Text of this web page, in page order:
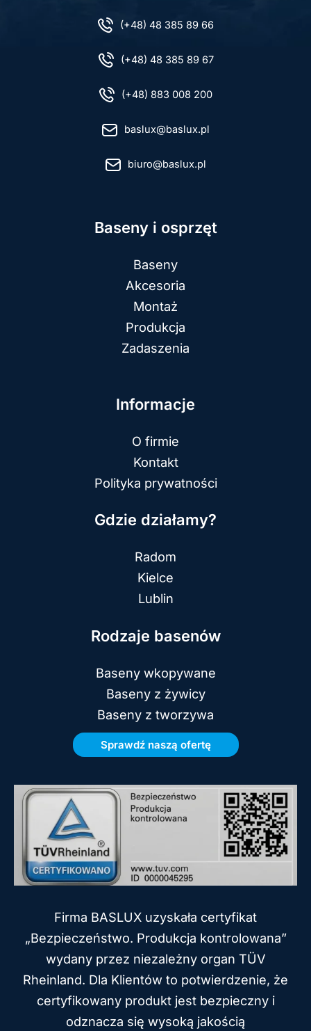
(+48) 48 385 89 66
(+48) 48 385 89 67
(+48) 883 008 200
baslux@baslux.pl
biuro@baslux.pl
Baseny i osprzęt
Baseny
Akcesoria
Montaż
Produkcja
Zadaszenia
Informacje
O firmie
Kontakt
Polityka prywatności
Gdzie działamy?
Radom
Kielce
Lublin
Rodzaje basenów
Baseny wkopywane
Baseny z żywicy
Baseny z tworzywa
Firma BASLUX uzyskała certyfikat
„Bezpieczeństwo. Produkcja kontrolowana”
wydany przez niezależny organ TÜV
Rheinland. Dla Klientów to potwierdzenie, że
certyfikowany produkt jest bezpieczny i
odznacza się wysoką jakością
Sprawdź naszą ofertę